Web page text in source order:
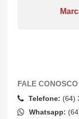
FALE CONOSCO
Telefone: (64)
Whatsapp: